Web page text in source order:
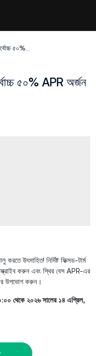
বুস্ট ইয়ার্ন লাইভ: প্রতি বছর সর্বোচ্চ ৫০% APR অর্জন করুন
৫০% APR অর্জন
করতে উৎসাহিত! নির্দিষ্ট ফিক্সড-টার্ম
করুন এবং স্থির বেস APR-এর
উপভোগ করুন।
থেকে ২০২৬ সালের ১৪ এপ্রিল,